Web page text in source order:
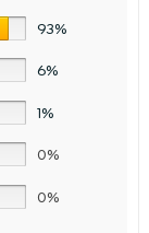
93%
6%
1%
0%
0%